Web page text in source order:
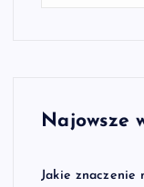
Najowsze
Jakie znaczenie